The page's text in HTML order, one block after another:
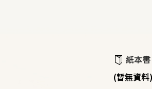
紙本書
(暫無資